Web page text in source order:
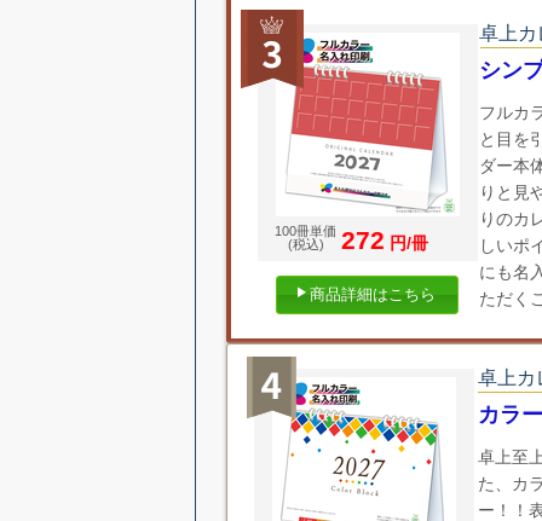
100冊単価
(税込)
272 円/冊
商品詳細はこちら
卓上
シン
フルカ
と目を
ダー本
りと見
りのカ
しいポ
にも名
ただく
卓上カ
カラ
卓上至
た、カ
ー！！